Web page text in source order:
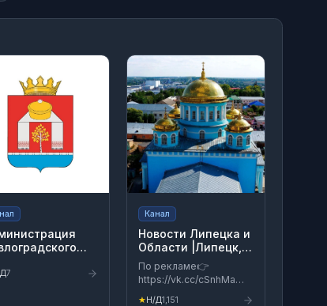
7
Канал
Новости Липецка и
Области |Липецк,
Елец, Грязи,
Лебедянь, Данков,
Усмань, Чаплыгин,
Тербуны,
По рекламе👉
https://vk.cc/cSnhMa
gcqoT1pW Главный
★Н/Д1,151